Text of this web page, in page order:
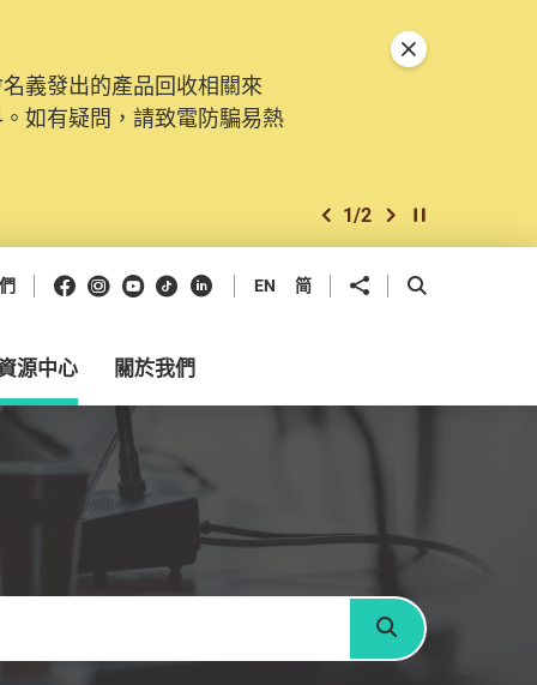
義發出的產品回收相關來
如有疑問，請致電防騙易熱
上一個
1/2 下一個開始/暫停幻燈
關閉特別通告
Facebook
Instagram
Youtube
抖音領英 EN 简 分享到 開啟搜尋框
源中心 關於我們
搜尋